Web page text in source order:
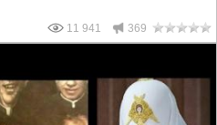
11 941 369